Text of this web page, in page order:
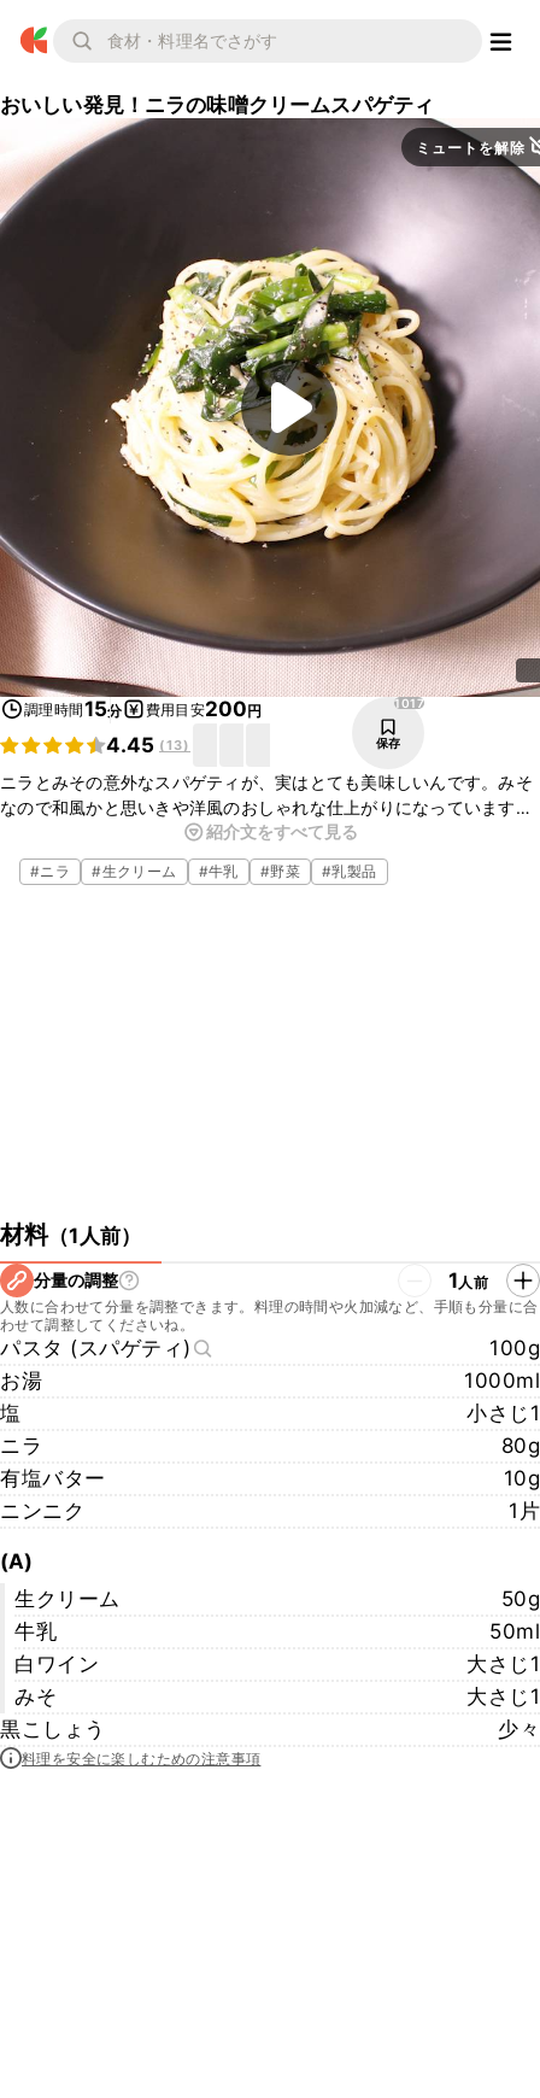
おいしい発見！ニラの味噌クリームスパゲティ
ミュートを解除
調理時間15分 費用目安200円
4.45 (13)
1017
保存
ニラとみその意外なスパゲティが、実はとても美味しいんです。みそ
なので和風かと思いきや洋風のおしゃれな仕上がりになっています。
ニラの独特の香りがみそクリームの美味しさを引き立てて一度食べた
ら忘れられない絶品スパゲティです。
紹介文をすべて見る
#ニラ #生クリーム #牛乳 #野菜 #乳製品
材料（1人前）
分量の調整 1人前
人数に合わせて分量を調整できます。料理の時間や火加減など、手順も分量に合
わせて調整してくださいね。
パスタ (スパゲティ)
100g
お湯
1000ml
塩
小さじ1
ニラ
80g
有塩バター
10g
ニンニク
1片
(A)
生クリーム
50g
牛乳
50ml
白ワイン
大さじ1
みそ
大さじ1
黒こしょう
少々
料理を安全に楽しむための注意事項